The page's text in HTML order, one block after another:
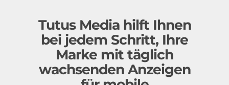
Tutus Media hilft Ihnen
bei jedem Schritt, Ihre
Marke mit täglich
wachsenden Anzeigen